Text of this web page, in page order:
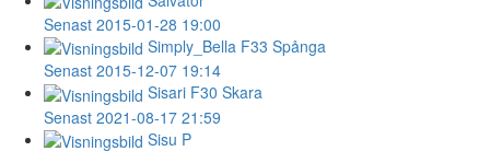
Senast 2015-01-28 19:00
Simply_Bella F33 Spånga
Senast 2015-12-07 19:14
Sisari F30 Skara
Senast 2021-08-17 21:59
Sisu P